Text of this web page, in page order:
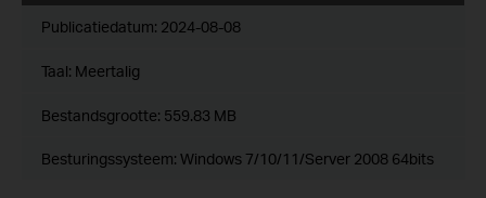
Publicatiedatum: 2024-08-08
Taal: Meertalig
Bestandsgrootte: 559.83 MB
Besturingssysteem: Windows 7/10/11/Server 2008 64bits